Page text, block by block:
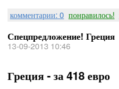
комментарии: 0 понравилось!
Спецпредложение! Греция
13-09-2013 10:46
Греция - за 418 евро